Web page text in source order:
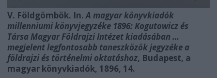
V. Földgömbök. In.A magyar könyvkiadók
millenniumi könyvjegyzéke 1896: Kogutowicz és
Társa Magyar Földrajzi Intézet kiadásában …
megjelent legfontosabb taneszközök jegyzéke a
földrajzi és történelmi oktatáshoz, Budapest, a
magyar könyvkiadók, 1896, 14.